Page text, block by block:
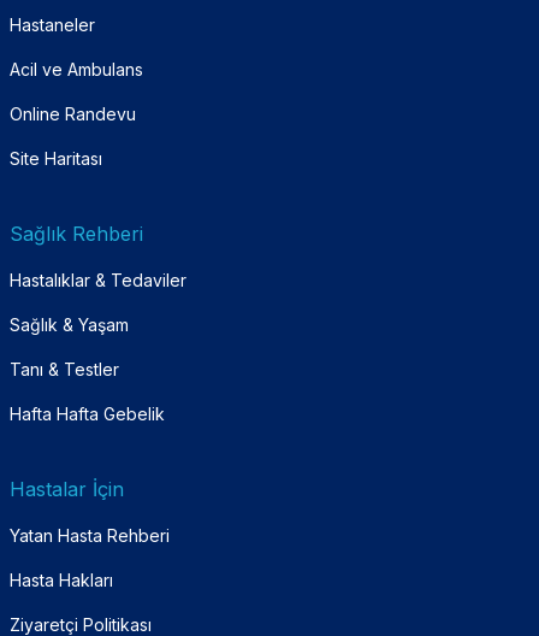
Hastaneler
Acil ve Ambulans
Online Randevu
Site Haritası
Sağlık Rehberi
Hastalıklar & Tedaviler
Sağlık & Yaşam
Tanı & Testler
Hafta Hafta Gebelik
Hastalar İçin
Yatan Hasta Rehberi
Hasta Hakları
Ziyaretçi Politikası